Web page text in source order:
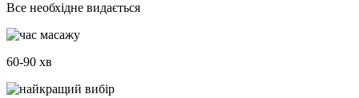
Все необхідне видається
60-90 хв